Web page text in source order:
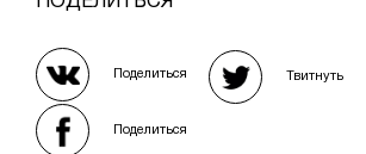
Поделиться Твитнуть
Поделиться